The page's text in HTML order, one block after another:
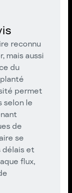
reconnu
mais aussi
du
permet
selon le
de
se
délais et
flux,